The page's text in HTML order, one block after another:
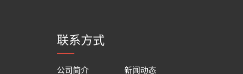
联系方式
公司简介 新闻动态